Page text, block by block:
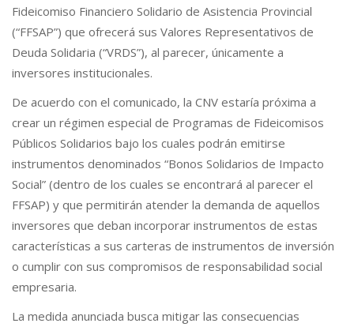
Fideicomiso Financiero Solidario de Asistencia Provincial
(“FFSAP”) que ofrecerá sus Valores Representativos de
Deuda Solidaria (“VRDS”), al parecer, únicamente a
inversores institucionales.
De acuerdo con el comunicado, la CNV estaría próxima a
crear un régimen especial de Programas de Fideicomisos
Públicos Solidarios bajo los cuales podrán emitirse
instrumentos denominados “Bonos Solidarios de Impacto
Social” (dentro de los cuales se encontrará al parecer el
FFSAP) y que permitirán atender la demanda de aquellos
inversores que deban incorporar instrumentos de estas
características a sus carteras de instrumentos de inversión
o cumplir con sus compromisos de responsabilidad social
empresaria.
La medida anunciada busca mitigar las consecuencias